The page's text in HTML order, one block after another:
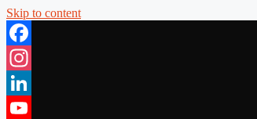
Skip to content
Facebook
Instagram
LinkedIn